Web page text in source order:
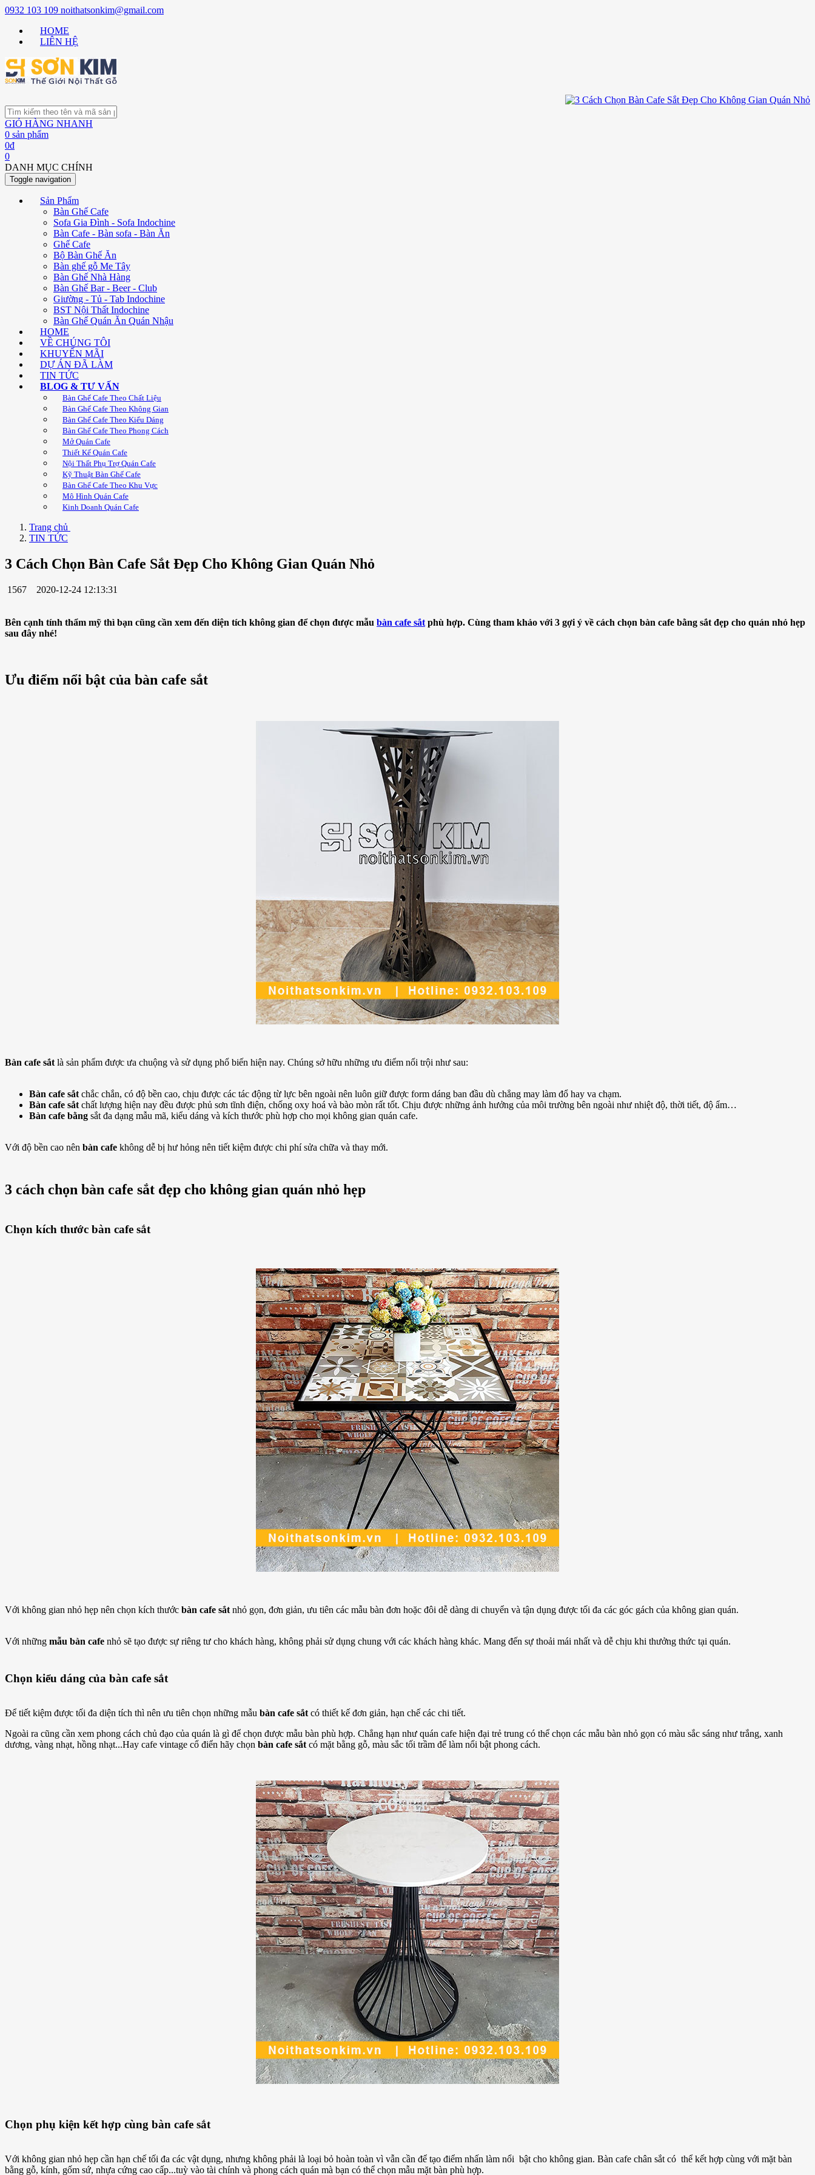
0932 103 109 noithatsonkim@gmail.com
HOME
LIÊN HỆ
GIỎ HÀNG NHANH
0 sản phẩm
0đ
0
DANH MỤC CHÍNH
Toggle navigation
Sản Phẩm
Bàn Ghế Cafe
Sofa Gia Đình - Sofa Indochine
Bàn Cafe - Bàn sofa - Bàn Ăn
Ghế Cafe
Bộ Bàn Ghế Ăn
Bàn ghế gỗ Me Tây
Bàn Ghế Nhà Hàng
Bàn Ghế Bar - Beer - Club
Giường - Tủ - Tab Indochine
BST Nội Thất Indochine
Bàn Ghế Quán Ăn Quán Nhậu
HOME
VỀ CHÚNG TÔI
KHUYẾN MÃI
DỰ ÁN ĐÃ LÀM
TIN TỨC
BLOG & TƯ VẤN
Bàn Ghế Cafe Theo Chất Liệu
Bàn Ghế Cafe Theo Không Gian
Bàn Ghế Cafe Theo Kiểu Dáng
Bàn Ghế Cafe Theo Phong Cách
Mở Quán Cafe
Thiết Kế Quán Cafe
Nội Thất Phụ Trợ Quán Cafe
Kỹ Thuật Bàn Ghế Cafe
Bàn Ghế Cafe Theo Khu Vực
Mô Hình Quán Cafe
Kinh Doanh Quán Cafe
Trang chủ
TIN TỨC
3 Cách Chọn Bàn Cafe Sắt Đẹp Cho Không Gian Quán Nhỏ
1567 2020-12-24 12:13:31
Bên cạnh tính thẩm mỹ thì bạn cũng cần xem đến diện tích không gian để chọn được mẫu bàn cafe sắt phù hợp. Cùng tham khảo với 3 gợi ý về cách chọn bàn cafe bằng sắt đẹp cho quán nhỏ hẹp
sau đây nhé!
Ưu điểm nổi bật của bàn cafe sắt
Bàn cafe sắt là sản phẩm được ưa chuộng và sử dụng phổ biến hiện nay. Chúng sở hữu những ưu điểm nổi trội như sau:
Bàn cafe sắt chắc chắn, có độ bền cao, chịu được các tác động từ lực bên ngoài nên luôn giữ được form dáng ban đầu dù chẳng may làm đổ hay va chạm.
Bàn cafe sắt chất lượng hiện nay đều được phủ sơn tĩnh điện, chống oxy hoá và bào mòn rất tốt. Chịu được những ảnh hưởng của môi trường bên ngoài như nhiệt độ, thời tiết, độ ẩm…
Bàn cafe bằng sắt đa dạng mẫu mã, kiểu dáng và kích thước phù hợp cho mọi không gian quán cafe.
Với độ bền cao nên bàn cafe không dễ bị hư hỏng nên tiết kiệm được chi phí sửa chữa và thay mới.
3 cách chọn bàn cafe sắt đẹp cho không gian quán nhỏ hẹp
Chọn kích thước bàn cafe sắt
Với không gian nhỏ hẹp nên chọn kích thước bàn cafe sắt nhỏ gọn, đơn giản, ưu tiên các mẫu bàn đơn hoặc đôi dễ dàng di chuyển và tận dụng được tối đa các góc gách của không gian quán.
Với những mẫu bàn cafe nhỏ sẽ tạo được sự riêng tư cho khách hàng, không phải sử dụng chung với các khách hàng khác. Mang đến sự thoải mái nhất và dễ chịu khi thưởng thức tại quán.
Chọn kiểu dáng của bàn cafe sắt
Để tiết kiệm được tối đa diện tích thì nên ưu tiên chọn những mẫu bàn cafe sắt có thiết kế đơn giản, hạn chế các chi tiết.
Ngoài ra cũng cần xem phong cách chủ đạo của quán là gì để chọn được mẫu bàn phù hợp. Chẳng hạn như quán cafe hiện đại trẻ trung có thể chọn các mẫu bàn nhỏ gọn có màu sắc sáng như trắng, xanh
dương, vàng nhạt, hồng nhạt...Hay cafe vintage cổ điển hãy chọn bàn cafe sắt có mặt bằng gỗ, màu sắc tối trầm để làm nổi bật phong cách.
Chọn phụ kiện kết hợp cùng bàn cafe sắt
Với không gian nhỏ hẹp cần hạn chế tối đa các vật dụng, nhưng không phải là loại bỏ hoàn toàn vì vẫn cần để tạo điểm nhấn làm nổi bật cho không gian. Bàn cafe chân sắt có thể kết hợp cùng với mặt bàn
bằng gỗ, kính, gốm sứ, nhựa cứng cao cấp...tuỳ vào tài chính và phong cách quán mà bạn có thể chọn mẫu mặt bàn phù hợp.